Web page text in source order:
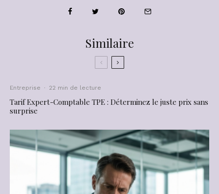
Similaire
Entreprise · 22 min de lecture
Tarif Expert-Comptable TPE : Déterminez le juste prix sans
surprise